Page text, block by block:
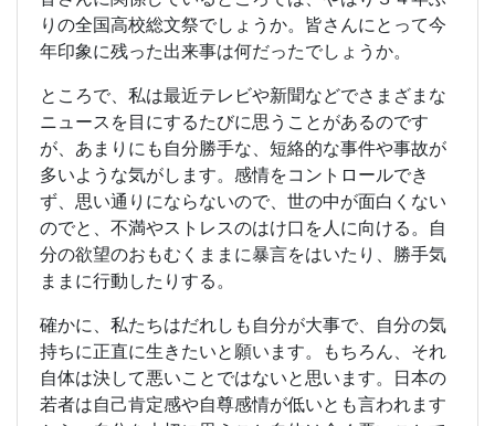
りの全国高校総文祭でしょうか。皆さんにとって今
年印象に残った出来事は何だったでしょうか。
ところで、私は最近テレビや新聞などでさまざまな
ニュースを目にするたびに思うことがあるのです
が、あまりにも自分勝手な、短絡的な事件や事故が
多いような気がします。感情をコントロールでき
ず、思い通りにならないので、世の中が面白くない
のでと、不満やストレスのはけ口を人に向ける。自
分の欲望のおもむくままに暴言をはいたり、勝手気
ままに行動したりする。
確かに、私たちはだれしも自分が大事で、自分の気
持ちに正直に生きたいと願います。もちろん、それ
自体は決して悪いことではないと思います。日本の
若者は自己肯定感や自尊感情が低いとも言われます